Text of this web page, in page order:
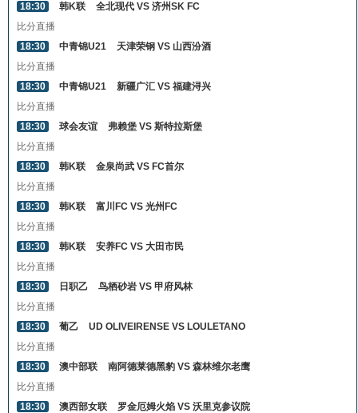
18:30
韩K联
全北现代 VS 济州SK FC
比分直播
18:30
中青锦U21
天津荣钢 VS 山西汾酒
比分直播
18:30
中青锦U21
新疆广汇 VS 福建浔兴
比分直播
18:30
球会友谊
弗赖堡 VS 斯特拉斯堡
比分直播
18:30
韩K联
金泉尚武 VS FC首尔
比分直播
18:30
韩K联
富川FC VS 光州FC
比分直播
18:30
韩K联
安养FC VS 大田市民
比分直播
18:30
日职乙
鸟栖砂岩 VS 甲府风林
比分直播
18:30
葡乙
UD OLIVEIRENSE VS LOULETANO
比分直播
18:30
澳中部联
南阿德莱德黑豹 VS 森林维尔老鹰
比分直播
18:30
澳西部女联
罗金厄姆火焰 VS 沃里克参议院